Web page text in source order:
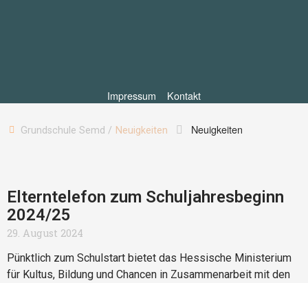
Impressum Kontakt
Grundschule Semd / Neuigkeiten Neuigkeiten
Elterntelefon zum Schuljahresbeginn
2024/25
29. August 2024
Pünktlich zum Schulstart bietet das Hessische Ministerium
für Kultus, Bildung und Chancen in Zusammenarbeit mit den